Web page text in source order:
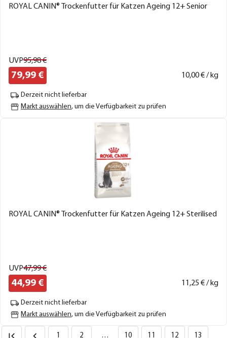
ROYAL CANIN® Trockenfutter für Katzen Ageing 12+ Senior
UVP95,98€
79,99 € 10,00€ / kg
Derzeit nicht lieferbar
Markt auswählen, um die Verfügbarkeit zu prüfen
ROYAL CANIN® Trockenfutter für Katzen Ageing 12+ Sterilised
UVP47,99€
44,99 € 11,25€ / kg
Derzeit nicht lieferbar
Markt auswählen, um die Verfügbarkeit zu prüfen
1 2 … 10 11 12 13